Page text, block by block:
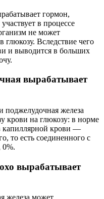
гормон,
в процессе
не может
глюкозу. Вследствие чего
и выводится в больших
вырабатывает
поджелудочная железа
крови на глюкозу: в норме
капиллярной крови —
то есть соединенного с
0%.
вырабатывает